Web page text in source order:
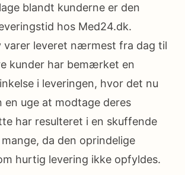
blandt kunderne er den
hos Med24.dk.
varer leveret nærmest fra dag til
kunder har bemærket en
i leveringen, hvor det nu
uge at modtage deres
har resulteret i en skuffende
da den oprindelige
hurtig levering ikke opfyldes.